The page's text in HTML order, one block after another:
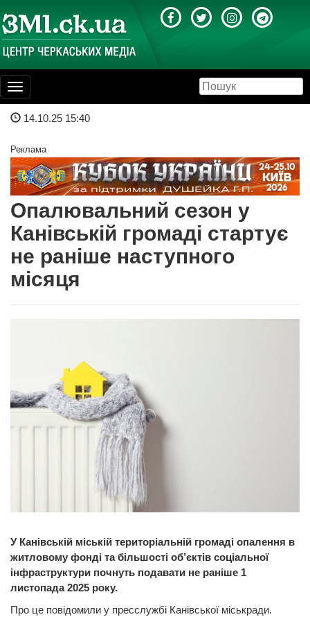
Toggle
navigation
14.10.25 15:40
Реклама
Опалювальний сезон у
Канівській громаді стартує
не раніше наступного
місяця
У Канівській міській територіальній громаді опалення в
житловому фонді та більшості об’єктів соціальної
інфраструктури почнуть подавати не раніше 1
листопада 2025 року.
Про це повідомили у пресслужбі Канівської міськради.